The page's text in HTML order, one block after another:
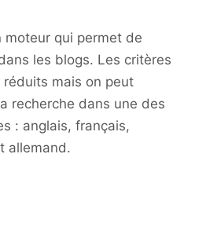
moteur qui permet de
les blogs. Les critères
mais on peut
recherche dans une des
: anglais, français,
allemand.